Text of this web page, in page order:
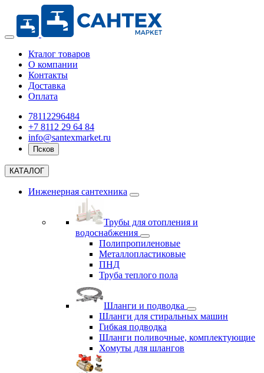
Кталог товаров
О компании
Контакты
Доставка
Оплата
78112296484
+7 8112 29 64 84
info@santexmarket.ru
Псков
КАТАЛОГ
Инженерная сантехника
Трубы для отопления и
водоснабжения
Полипропиленовые
Металлопластиковые
ПНД
Труба теплого пола
Шланги и подводка
Шланги для стиральных машин
Гибкая подводка
Шланги поливочные, комплектующие
Хомуты для шлангов